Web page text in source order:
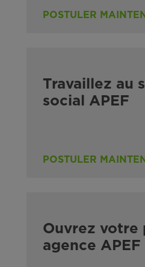
POSTULER
Travaillez au
social APEF
POSTULER
Ouvrez votre
agence APEF